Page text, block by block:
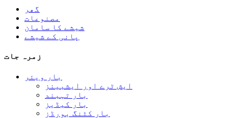
گھر
مصنوعات
شیشے کا سامان
پانی کے شیشے
زمرہ جات
بار ویئر
ایش ٹرے اور ایشبینز
بار تہبند
بار کیڈیز
بار کٹنگ بورڈز